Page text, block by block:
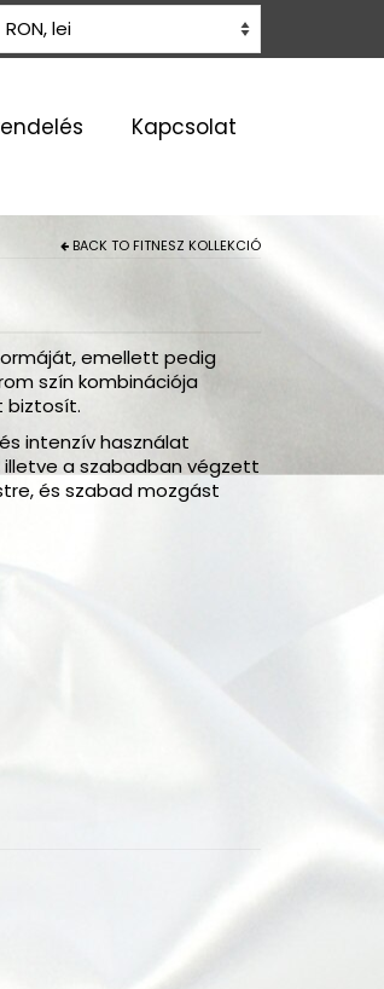
Kapcsolat
BACK TOFITNESZ KOLLEKCIÓ
emellett pedig
szín kombinációja
biztosít.
intenzív használat
illetve a szabadban végzett
és szabad mozgást